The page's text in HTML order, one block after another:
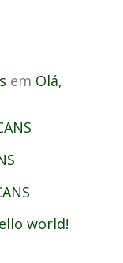
em Olá,
world!